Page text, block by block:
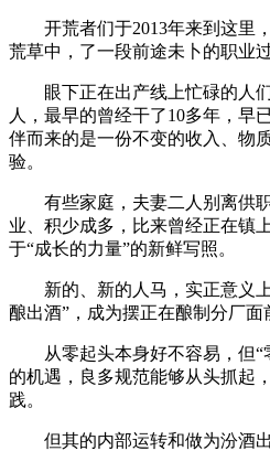
开荒者们于2013年来到这里
荒草中，了一段前途未卜的职业过
眼下正在出产线上忙碌的人们
人，最早的曾经干了10多年，早
伴而来的是一份不变的收入、物
验。
有些家庭，夫妻二人别离供职
业、积少成多，比来曾经正在镇
于“成长的力量”的新鲜写照。
新的、新的人马，实正意义上
酿出酒”，成为摆正在酿制分厂面
从零起头本身好不容易，但“
的机遇，良多规范能够从头抓起
践。
但其的内部运转和做为汾酒出